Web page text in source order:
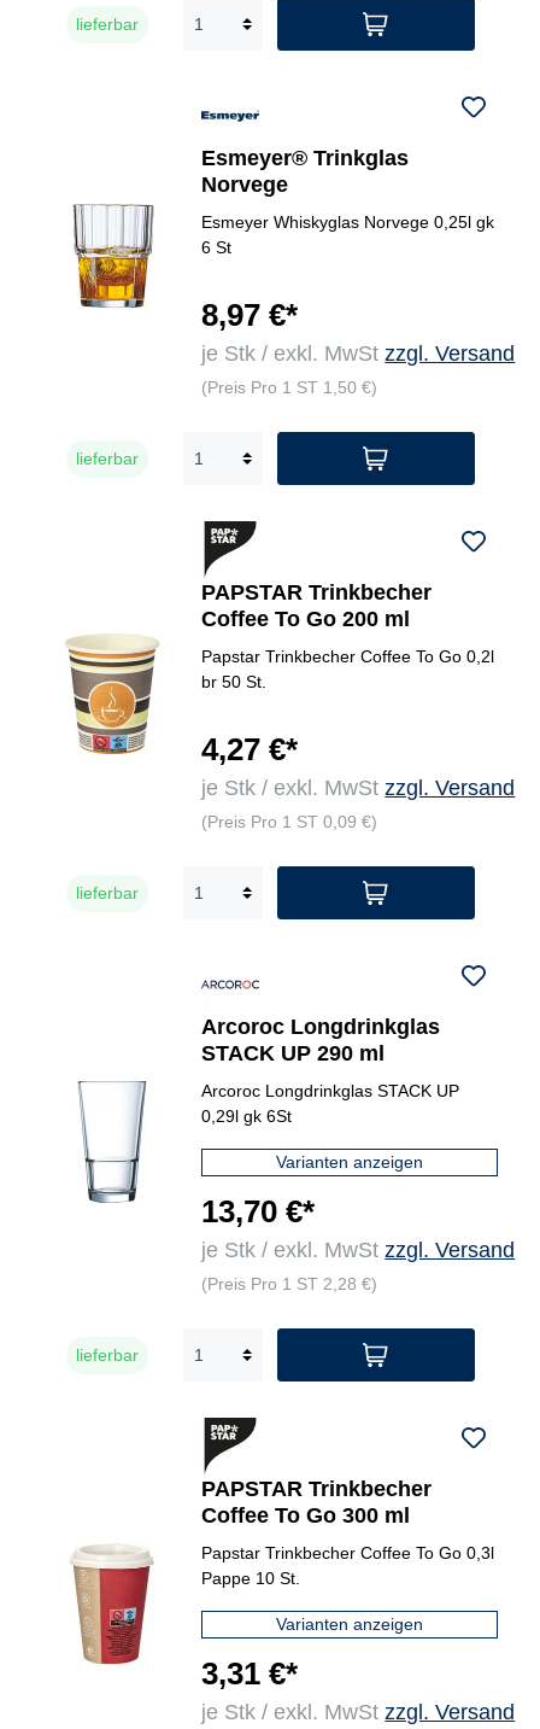
lieferbar
Esmeyer® Trinkglas
Norvege
Esmeyer Whiskyglas Norvege 0,25l gk
6 St
8,97 €*
je Stk / exkl. MwStzzgl. Versand
(Preis Pro 1 ST 1,50 €)
lieferbar
PAPSTAR Trinkbecher
Coffee To Go 200 ml
Papstar Trinkbecher Coffee To Go 0,2l
br 50 St.
4,27 €*
je Stk / exkl. MwStzzgl. Versand
(Preis Pro 1 ST 0,09 €)
lieferbar
Arcoroc Longdrinkglas
STACK UP 290 ml
Arcoroc Longdrinkglas STACK UP
0,29l gk 6St
Varianten anzeigen
13,70 €*
je Stk / exkl. MwStzzgl. Versand
(Preis Pro 1 ST 2,28 €)
lieferbar
PAPSTAR Trinkbecher
Coffee To Go 300 ml
Papstar Trinkbecher Coffee To Go 0,3l
Pappe 10 St.
Varianten anzeigen
3,31 €*
je Stk / exkl. MwStzzgl. Versand